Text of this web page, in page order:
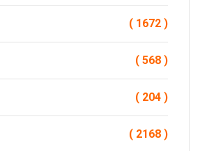
( 1672 )
( 568 )
( 204 )
( 2168 )